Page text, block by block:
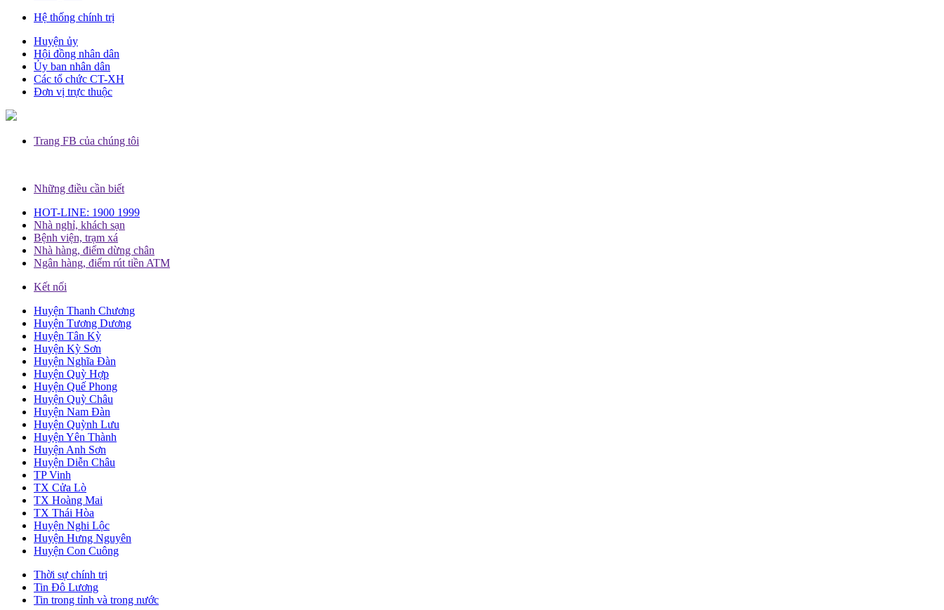
Hệ thống chính trị
Huyện ủy
Hội đồng nhân dân
Ủy ban nhân dân
Các tổ chức CT-XH
Đơn vị trực thuộc
Trang FB của chúng tôi
Những điều cần biết
HOT-LINE: 1900 1999
Nhà nghỉ, khách sạn
Bệnh viện, trạm xá
Nhà hàng, điểm dừng chân
Ngân hàng, điểm rút tiền ATM
Kết nối
Huyện Thanh Chương
Huyện Tương Dương
Huyện Tân Kỳ
Huyện Kỳ Sơn
Huyện Nghĩa Đàn
Huyện Quỳ Hợp
Huyện Quế Phong
Huyện Quỳ Châu
Huyện Nam Đàn
Huyện Quỳnh Lưu
Huyện Yên Thành
Huyện Anh Sơn
Huyện Diễn Châu
TP Vinh
TX Cửa Lò
TX Hoàng Mai
TX Thái Hòa
Huyện Nghi Lộc
Huyện Hưng Nguyên
Huyện Con Cuông
Thời sự chính trị
Tin Đô Lương
Tin trong tỉnh và trong nước